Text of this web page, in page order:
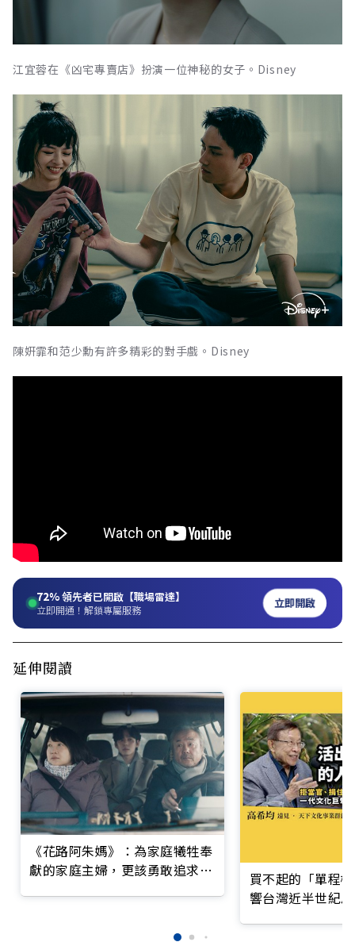
江宜蓉在《凶宅專賣店》扮演一位神秘的女子。Disney
陳姸霏和范少勳有許多精彩的對手戲。Disney
72%領先者已開啟【職場雷達】
立即開通！解鎖專屬服務 立即開啟
延伸閱讀
《花路阿朱媽》：為家庭犧牲奉
獻的家庭主婦，更該勇敢追求自
買不起的「單程
響台灣近半世紀